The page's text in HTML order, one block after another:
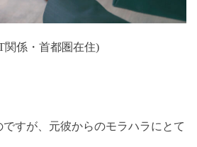
関係・首都圏在住)
すが、元彼からのモラハラにとて